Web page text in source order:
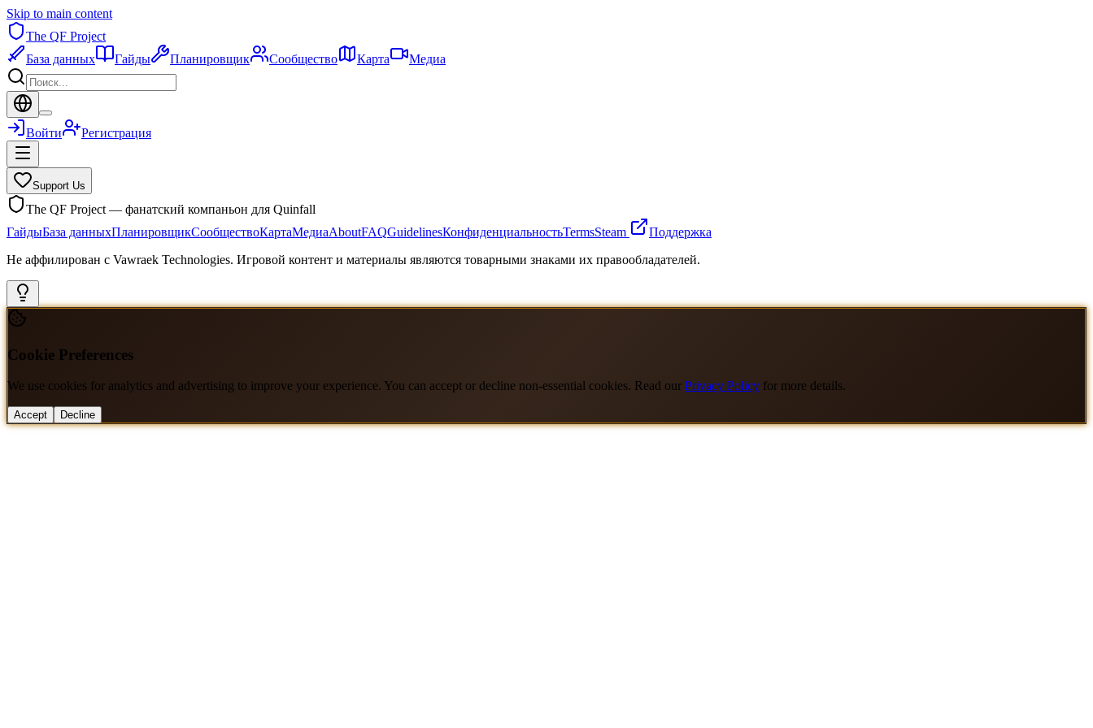
Skip to main content
The QF Project
База данных
Гайды Планировщик Сообщество Карта Медиа
Войти Регистрация
Support Us
The QF Project — фанатский компаньон для Quinfall
ГайдыБаза данныхПланировщикСообществоКартаМедиаAboutFAQGuidelinesКонфиденциальностьTermsSteam
Поддержка
Не аффилирован с Vawraek Technologies. Игровой контент и материалы являются товарными знаками их правообладателей.
Cookie Preferences
We use cookies for analytics and advertising to improve your experience. You can accept or decline non-essential cookies. Read our Privacy Policy for more details.
Accept Decline